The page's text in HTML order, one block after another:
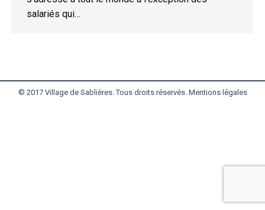
salariés qui…
© 2017 Village de Sablières. Tous droits réservés. Mentions légales